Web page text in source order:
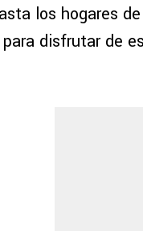
los hogares
disfrutar de